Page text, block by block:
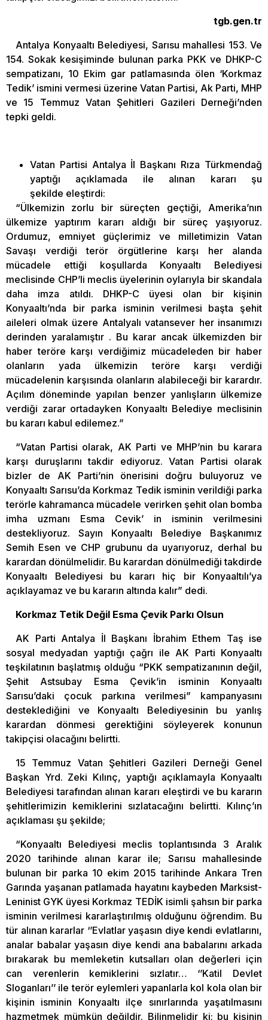
tgb.gen.tr
Antalya Konyaaltı Belediyesi, Sarısu mahallesi 153. Ve
154. Sokak kesişiminde bulunan parka PKK ve DHKP-C
sempatizanı, 10 Ekim gar patlamasında ölen ‘Korkmaz
Tedik’ ismini vermesi üzerine Vatan Partisi, Ak Parti, MHP
ve 15 Temmuz Vatan Şehitleri Gazileri Derneği’nden
tepki geldi.
Vatan Partisi Antalya İl Başkanı Rıza Türkmendağ
yaptığı açıklamada ile alınan kararı şu
şekilde eleştirdi:
“Ülkemizin zorlu bir süreçten geçtiği, Amerika’nın
ülkemize yaptırım kararı aldığı bir süreç yaşıyoruz.
Ordumuz, emniyet güçlerimiz ve milletimizin Vatan
Savaşı verdiği terör örgütlerine karşı her alanda
mücadele ettiği koşullarda Konyaaltı Belediyesi
meclisinde CHP’li meclis üyelerinin oylarıyla bir skandala
daha imza atıldı. DHKP-C üyesi olan bir kişinin
Konyaaltı’nda bir parka isminin verilmesi başta şehit
aileleri olmak üzere Antalyalı vatansever her insanımızı
derinden yaralamıştır . Bu karar ancak ülkemizden bir
haber teröre karşı verdiğimiz mücadeleden bir haber
olanların yada ülkemizin teröre karşı verdiği
mücadelenin karşısında olanların alabileceği bir karardır.
Açılım döneminde yapılan benzer yanlışların ülkemize
verdiği zarar ortadayken Konyaaltı Belediye meclisinin
bu kararı kabul edilemez.”
“Vatan Partisi olarak, AK Parti ve MHP’nin bu karara
karşı duruşlarını takdir ediyoruz. Vatan Partisi olarak
bizler de AK Parti’nin önerisini doğru buluyoruz ve
Konyaaltı Sarısu’da Korkmaz Tedik isminin verildiği parka
terörle kahramanca mücadele verirken şehit olan bomba
imha uzmanı Esma Cevik’ in isminin verilmesini
destekliyoruz. Sayın Konyaaltı Belediye Başkanımız
Semih Esen ve CHP grubunu da uyarıyoruz, derhal bu
karardan dönülmelidir. Bu karardan dönülmediği takdirde
Konyaaltı Belediyesi bu kararı hiç bir Konyaaltılı’ya
açıklayamaz ve bu kararın altında kalır” dedi.
Korkmaz Tetik Değil Esma Çevik Parkı Olsun
AK Parti Antalya İl Başkanı İbrahim Ethem Taş ise
sosyal medyadan yaptığı çağrı ile AK Parti Konyaaltı
teşkilatının başlatmış olduğu “PKK sempatizanının değil,
Şehit Astsubay Esma Çevik’in isminin Konyaaltı
Sarısu’daki çocuk parkına verilmesi” kampanyasını
desteklediğini ve Konyaaltı Belediyesinin bu yanlış
karardan dönmesi gerektiğini söyleyerek konunun
takipçisi olacağını belirtti.
15 Temmuz Vatan Şehitleri Gazileri Derneği Genel
Başkan Yrd. Zeki Kılınç, yaptığı açıklamayla Konyaaltı
Belediyesi tarafından alınan kararı eleştirdi ve bu kararın
şehitlerimizin kemiklerini sızlatacağını belirtti. Kılınç’ın
açıklaması şu şekilde;
“Konyaaltı Belediyesi meclis toplantısında 3 Aralık
2020 tarihinde alınan karar ile; Sarısu mahallesinde
bulunan bir parka 10 ekim 2015 tarihinde Ankara Tren
Garında yaşanan patlamada hayatını kaybeden Marksist-
Leninist GYK üyesi Korkmaz TEDİK isimli şahsın bir parka
isminin verilmesi kararlaştırılmış olduğunu öğrendim. Bu
tür alınan kararlar ‘’Evlatlar yaşasın diye kendi evlatlarını,
analar babalar yaşasın diye kendi ana babalarını arkada
bırakarak bu memleketin kutsalları olan değerleri için
can verenlerin kemiklerini sızlatır… ‘’Katil Devlet
Sloganları’’ ile terör eylemleri yapanlarla kol kola olan bir
kişinin isminin Konyaaltı ilçe sınırlarında yaşatılmasını
hazmetmek mümkün değildir. Bilinmelidir ki; bu kişinin